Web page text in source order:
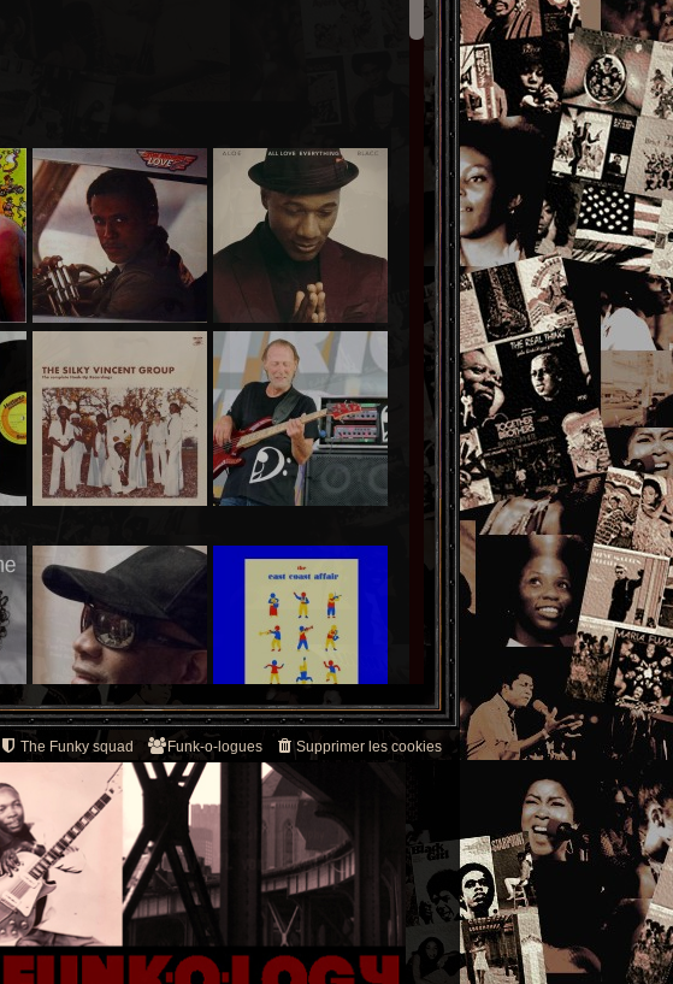
Supprimer les cookies
Funk-o-logues
The Funky squad